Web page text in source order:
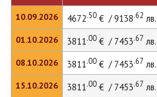
10.09.2026
01.10.2026
08.10.2026
15.10.2026
4672.50€ / 9138.62 лв.
3811.00€ / 7453.67 лв.
3811.00€ / 7453.67 лв.
3811.00€ / 7453.67 лв.